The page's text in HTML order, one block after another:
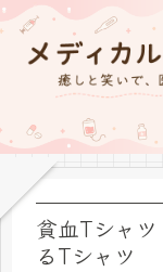
貧血Tシャ
るTシャツ